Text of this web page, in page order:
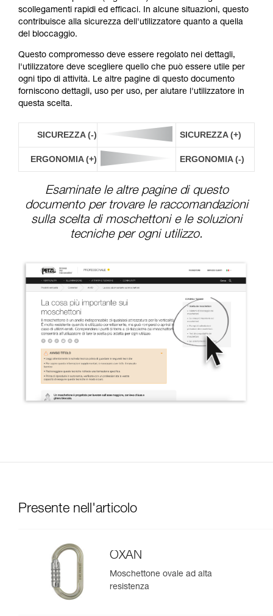
scollegamenti rapidi ed efficaci. In alcune situazioni, questo
contribuisce alla sicurezza dell'utilizzatore quanto a quella
del bloccaggio.
Questo compromesso deve essere regolato nei dettagli,
l'utilizzatore deve scegliere quello che può essere utile per
ogni tipo di attività. Le altre pagine di questo documento
forniscono dettagli, uso per uso, per aiutare l'utilizzatore in
questa scelta.
SICUREZZA (-) SICUREZZA (+)
ERGONOMIA (+) ERGONOMIA (-)
Esaminate le altre pagine di questo
documento per trovare le raccomandazioni
sulla scelta di moschettoni e le soluzioni
tecniche per ogni utilizzo.
Presente nell'articolo
OXAN
Moschettone ovale ad alta
resistenza